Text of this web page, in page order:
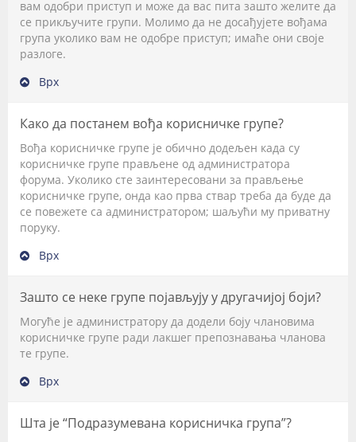
вам одобри приступ и може да вас пита зашто желите да
се прикључите групи. Молимо да не досађујете вођама
група уколико вам не одобре приступ; имаће они своје
разлоге.
Врх
Како да постанем вођа корисничке групе?
Вођа корисничке групе је обично додељен када су
корисничке групе прављене од администратора
форума. Уколико сте заинтересовани за прављење
корисничке групе, онда као прва ствар треба да буде да
се повежете са администратором; шаљући му приватну
поруку.
Врх
Зашто се неке групе појављују у другачијој боји?
Могуће је администратору да додели боју члановима
корисничке групе ради лакшег препознавања чланова
те групе.
Врх
Шта је “Подразумевана корисничка група”?